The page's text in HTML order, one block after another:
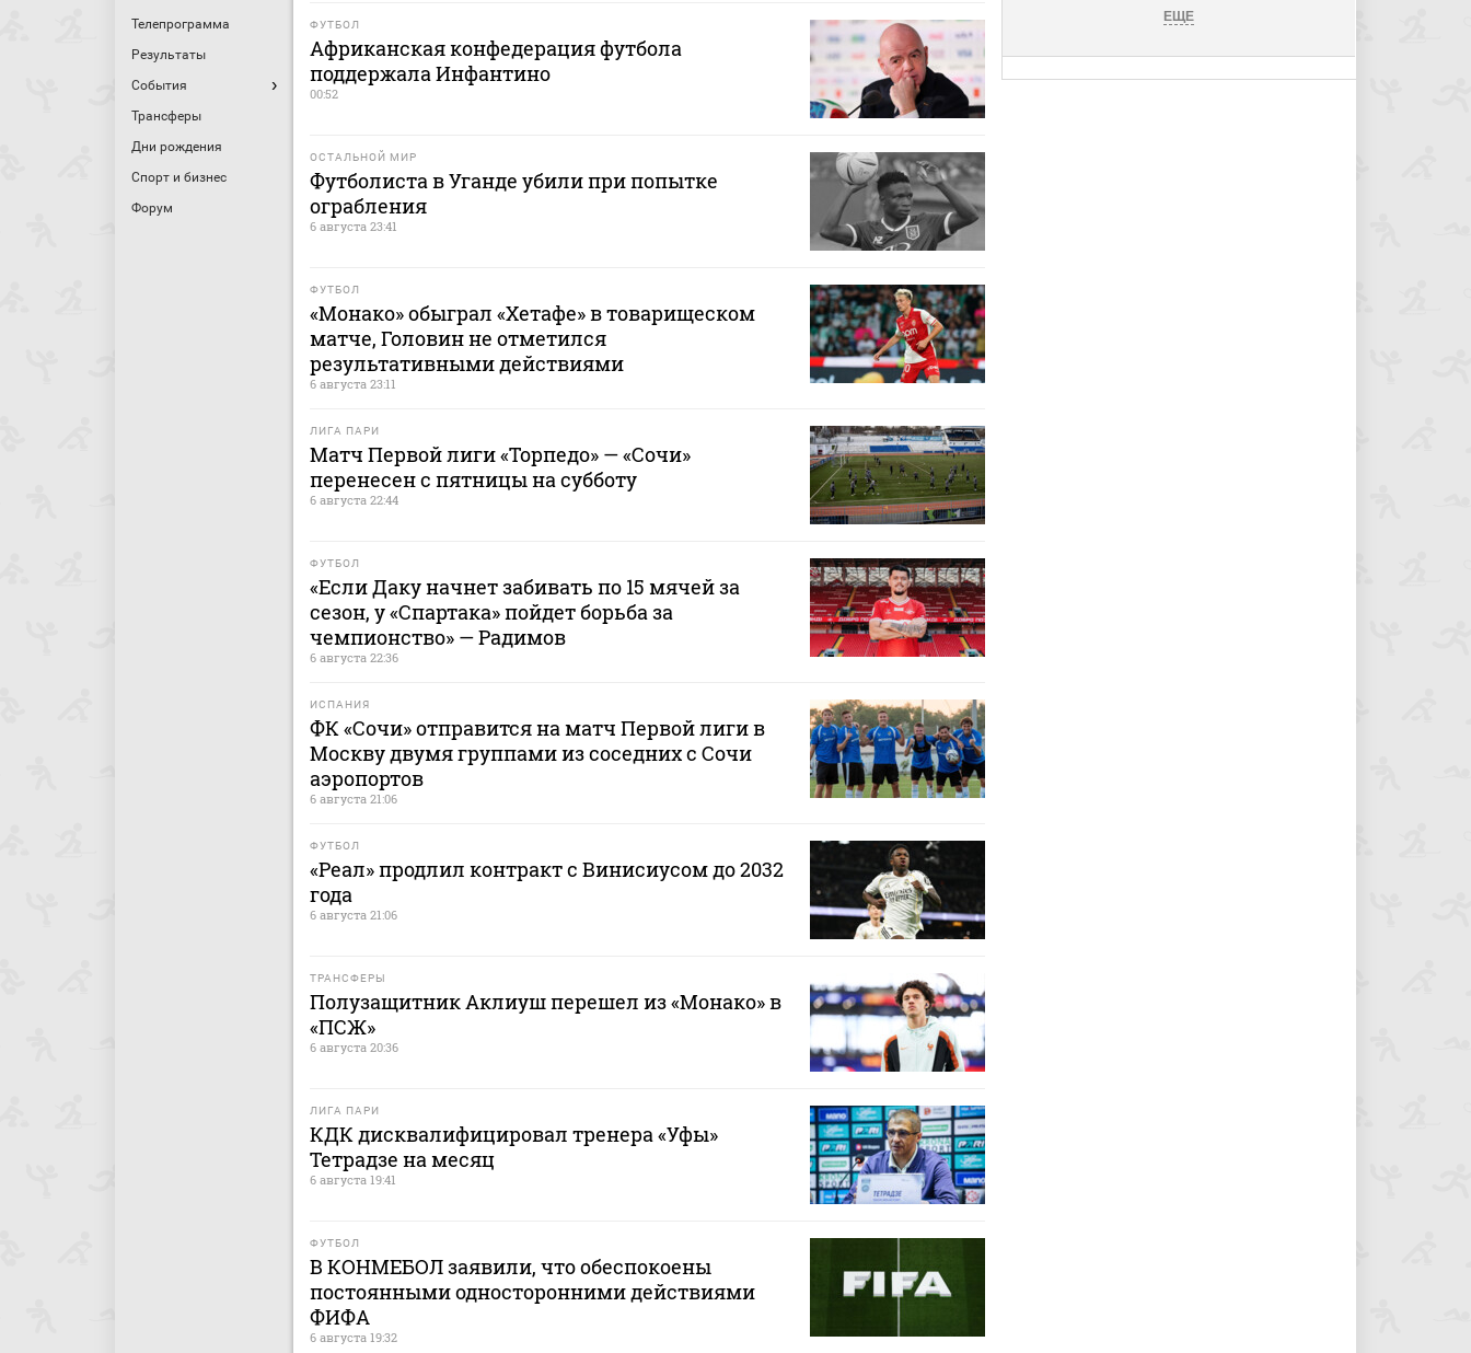
Телепрограмма
Результаты
События
Трансферы
Дни рождения
Спорт и бизнес
Форум
ФУТБОЛ
Африканская конфедерация футбола
поддержала Инфантино
00:52
ОСТАЛЬНОЙ МИР
Футболиста в Уганде убили при попытке
ограбления
6 августа 23:41
ФУТБОЛ
«Монако» обыграл «Хетафе» в товарищеском
матче, Головин не отметился
результативными действиями
6 августа 23:11
ЛИГА ПАРИ
Матч Первой лиги «Торпедо» — «Сочи»
перенесен с пятницы на субботу
6 августа 22:44
ФУТБОЛ
«Если Даку начнет забивать по 15 мячей за
сезон, у «Спартака» пойдет борьба за
чемпионство» — Радимов
6 августа 22:36
ИСПАНИЯ
ФК «Сочи» отправится на матч Первой лиги в
Москву двумя группами из соседних с Сочи
аэропортов
6 августа 21:06
ФУТБОЛ
«Реал» продлил контракт с Винисиусом до 2032
года
6 августа 21:06
ТРАНСФЕРЫ
Полузащитник Аклиуш перешел из «Монако» в
«ПСЖ»
6 августа 20:36
ЛИГА ПАРИ
КДК дисквалифицировал тренера «Уфы»
Тетрадзе на месяц
6 августа 19:41
ФУТБОЛ
В КОНМЕБОЛ заявили, что обеспокоены
постоянными односторонними действиями
ФИФА
6 августа 19:32
ЕЩЕ